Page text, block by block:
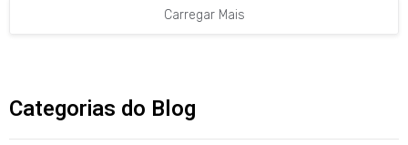
Carregar Mais
Categorias do Blog